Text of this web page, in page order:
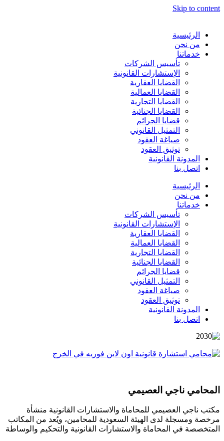
Skip to content
الرئيسية
من نحن
خدماتنا
تأسيس الشركات
الإستشارات القانونية
القضايا العقارية
القضايا العمالية
القضايا التجارية
القضايا الجنائية
قضايا الجرائم
التمثيل القانوني
صياغة العقود
توثيق العقود
المدونة القانونية
اتصل بنا
الرئيسية
من نحن
خدماتنا
تأسيس الشركات
الإستشارات القانونية
القضايا العقارية
القضايا العمالية
القضايا التجارية
القضايا الجنائية
قضايا الجرائم
التمثيل القانوني
صياغة العقود
توثيق العقود
المدونة القانونية
اتصل بنا
المحامي ناجي العصيمي
مكتب ناجي العصيمي للمحاماة والاستشارات القانونية منشأة
مرخصة ومسجلة لدى الهيئة السعودية للمحامين، ويُعد من المكاتب
المتخصصة في المحاماة والاستشارات القانونية والتحكيم والوساطة